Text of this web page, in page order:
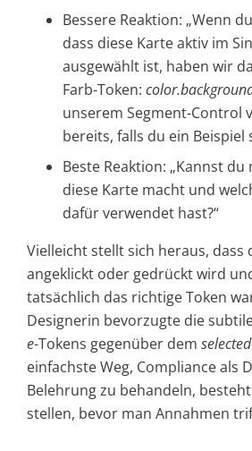
Bessere Reaktion: „Wenn
dass diese Karte aktiv im
ausgewählt ist, haben wir
Farb-Token:
unserem Segment-Control
bereits, falls du ein Beispiel
Beste Reaktion: „Kannst
diese Karte macht und
dafür verwendet hast?“
Vielleicht stellt sich heraus, dass
angeklickt oder gedrückt wird
tatsächlich das richtige Token
Designerin bevorzugte die
e-Tokens gegenüber dem selected
einfachste Weg, Compliance als
Belehrung zu behandeln,
stellen, bevor man Annahmen